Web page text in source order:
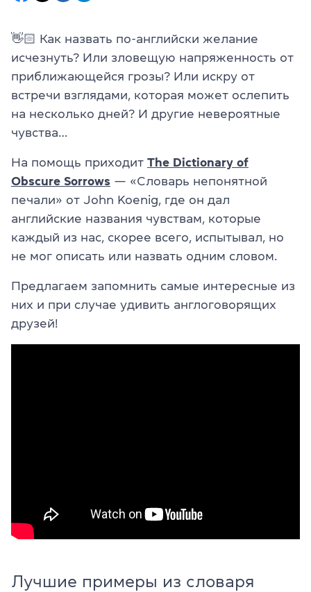
👋🏻 Как назвать по-английски желание
исчезнуть? Или зловещую напряженность от
приближающейся грозы? Или искру от
встречи взглядами, которая может ослепить
на несколько дней? И другие невероятные
чувства…
На помощь приходит The Dictionary of
Obscure Sorrows — «Словарь непонятной
печали» от John Koenig, где он дал
английские названия чувствам, которые
каждый из нас, скорее всего, испытывал, но
не мог описать или назвать одним словом.
Предлагаем запомнить самые интересные из
них и при случае удивить англоговорящих
друзей!
Лучшие примеры из словаря